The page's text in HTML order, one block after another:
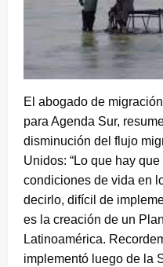
El abogado de
para Agenda Sur,
disminución del flujo
Unidos: “Lo que hay
condiciones de vida en
decirlo, difícil de
es la creación de un
Latinoamérica.
implementó luego de la